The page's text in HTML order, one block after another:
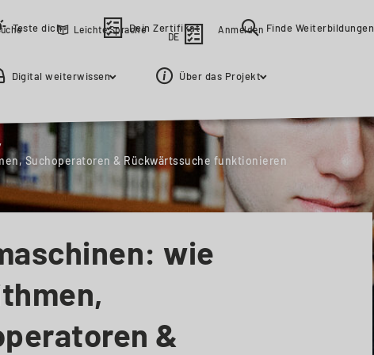
Teste dich Dein Zertifikat Finde Weiterbildungen
Digital weiterwissen Über das Projekt
Leichte Sprache
DE
Anmelden
Suchoperatoren & Rückwärtssuche funktionieren
wie
&